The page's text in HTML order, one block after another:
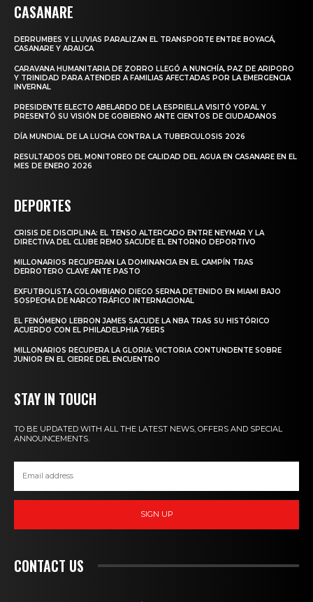
CASANARE
DERRUMBES Y LLUVIAS PARALIZAN EL TRANSPORTE ENTRE BOYACÁ,
CASANARE Y ARAUCA
CARAVANA HUMANITARIA DE ZORRO LLEGÓ A NUNCHÍA, PAZ DE ARIPORO
Y TRINIDAD PARA ATENDER A FAMILIAS AFECTADAS POR LA EMERGENCIA
INVERNAL
PRESIDENTE ELECTO ABELARDO DE LA ESPRIELLA VISITÓ YOPAL Y
PRESENTÓ SU VISIÓN DE GOBIERNO ANTE CIENTOS DE CIUDADANOS
DÍA MUNDIAL DE LA LUCHA CONTRA LA TUBERCULOSIS 2026
RESULTADOS DEL MONITOREO DE CALIDAD DEL AGUA EN CASANARE EN EL
MES DE ENERO 2026
DEPORTES
CRISIS DE DISCIPLINA: EL TENSO ALTERCADO ENTRE NEYMAR Y LA
DIRECTIVA DEL CLUBE REMO SACUDE EL ENTORNO DEPORTIVO
MILLONARIOS RECUPERAN LA DOMINANCIA EN EL CAMPÍN TRAS
DERROTERO CLAVE ANTE PASTO
EXFUTBOLISTA COLOMBIANO DIEGO SERNA DETENIDO EN MIAMI BAJO
SOSPECHA DE NARCOTRÁFICO INTERNACIONAL
EL FENÓMENO LEBRON JAMES SACUDE LA NBA TRAS SU HISTÓRICO
ACUERDO CON EL PHILADELPHIA 76ERS
MILLONARIOS RECUPERA LA GLORIA: VICTORIA CONTUNDENTE SOBRE
JUNIOR EN EL CIERRE DEL ENCUENTRO
STAY IN TOUCH
TO BE UPDATED WITH ALL THE LATEST NEWS, OFFERS AND SPECIAL
ANNOUNCEMENTS.
SIGN UP
CONTACT US